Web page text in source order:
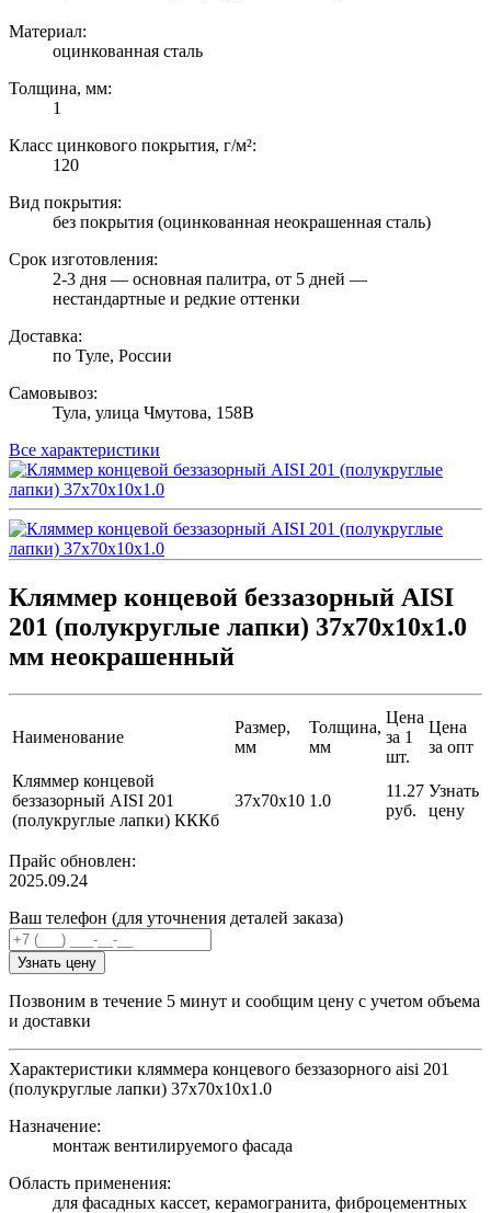
Материал:
оцинкованная сталь
Толщина, мм:
1
Класс цинкового покрытия, г/м²:
120
Вид покрытия:
без покрытия (оцинкованная неокрашенная сталь)
Срок изготовления:
2-3 дня — основная палитра, от 5 дней —
нестандартные и редкие оттенки
Доставка:
по Туле, России
Самовывоз:
Тула, улица Чмутова, 158В
Все характеристики
Кляммер концевой беззазорный AISI
201 (полукруглые лапки) 37х70х10х1.0
мм неокрашенный
Наименование
Размер,
мм
Толщина,
мм
Цена
за 1
шт.
Цена
за опт
Кляммер концевой
беззазорный AISI 201
(полукруглые лапки) КККб
37х70х10 1.0
11.27
руб.
Узнать
цену
Прайс обновлен:
2025.09.24
Ваш телефон (для уточнения деталей заказа)
Узнать цену
Позвоним в течение 5 минут и сообщим цену с учетом объема
и доставки
Характеристики кляммера концевого беззазорного aisi 201
(полукруглые лапки) 37х70х10х1.0
Назначение:
монтаж вентилируемого фасада
Область применения:
для фасадных кассет, керамогранита, фиброцементных